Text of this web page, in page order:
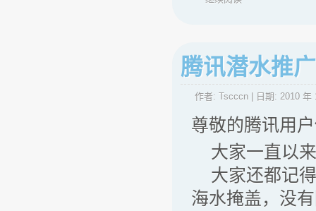
腾讯潜水推
作者: Tscccn | 日期: 2010 年
尊敬的腾讯用
大家一直以来
大家还都记得
海水掩盖，没